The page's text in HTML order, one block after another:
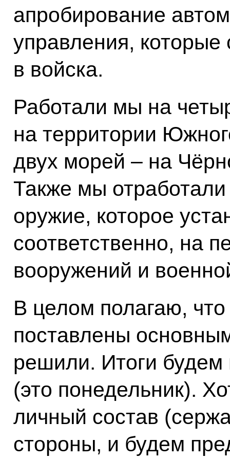
апробирование
управления, которые
в войска.
Работали мы на
на территории
двух морей – на
Также мы
оружие, которое
соответственно, на
вооружений и
В целом полагаю,
поставлены
решили. Итоги будем
(это понедельник).
личный состав
стороны, и будем